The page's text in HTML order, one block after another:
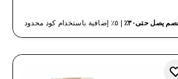
يصل حتى٣٠٪ | ٥٪ إضافية باستخدام كود محدود